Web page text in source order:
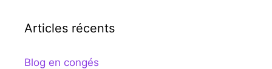
Articles récents
Blog en congés